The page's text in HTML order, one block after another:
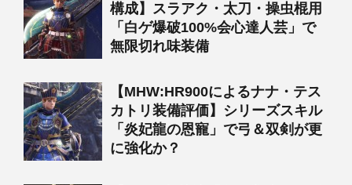
構成】スラアク・太刀・操虫棍用
「白ゲ爆破100%会心達人芸」で
無限切れ味装備
【MHW:HR900によるナナ・テス
カトリ装備評価】シリーズスキル
「炎妃龍の恩寵」で弓＆双剣が更
に強化か？